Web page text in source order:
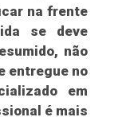
na frente
se deve
não
entregue no
em
é mais